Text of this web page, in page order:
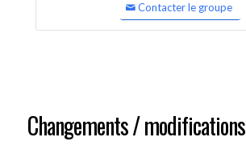
Contacter le groupe
Changements / modifications